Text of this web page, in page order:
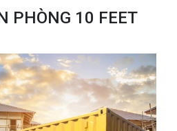
PHÒNG 10 FEET